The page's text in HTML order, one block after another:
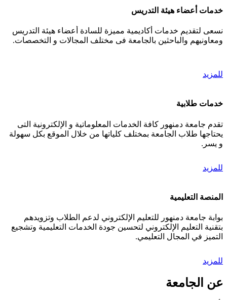
خدمات أعضاء هيئة التدريس
نسعى لتقديم خدمات أكاديمية مميزة للسادة أعضاء هيئة التدريس
ومعاونيهم والباحثين بالجامعة فى مختلف المجالات و التخصصات.
للمزيد
خدمات طلابية
تقدم جامعة دمنهور كافة الخدمات المعلوماتية و الإلكترونية التى
يحتاجها طلاب الجامعة بمختلف كلياتها من خلال الموقع بكل سهولة
و يسر.
للمزيد
المنصة التعليمية
بوابة جامعة دمنهور للتعليم الإلكتروني لدعم الطلاب وتزويدهم
بتقنية التعليم الإلكتروني لتحسين جودة الخدمات التعليمية وتشجيع
التميز في المجال التعليمي.
للمزيد
عن الجامعة